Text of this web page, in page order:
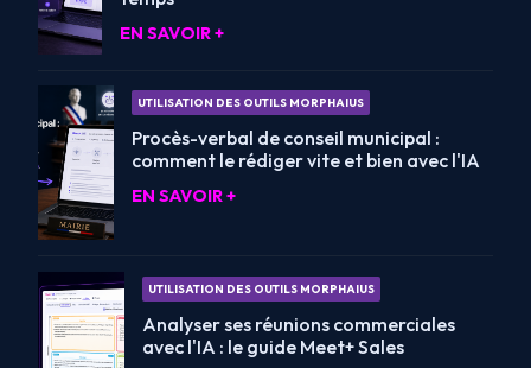
EN SAVOIR +
UTILISATION DES OUTILS MORPHAIUS
Procès-verbal de conseil municipal :
comment le rédiger vite et bien avec l'IA
EN SAVOIR +
UTILISATION DES OUTILS MORPHAIUS
Analyser ses réunions commerciales
avec l'IA : le guide Meet+ Sales